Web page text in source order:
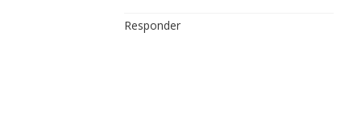
Responder